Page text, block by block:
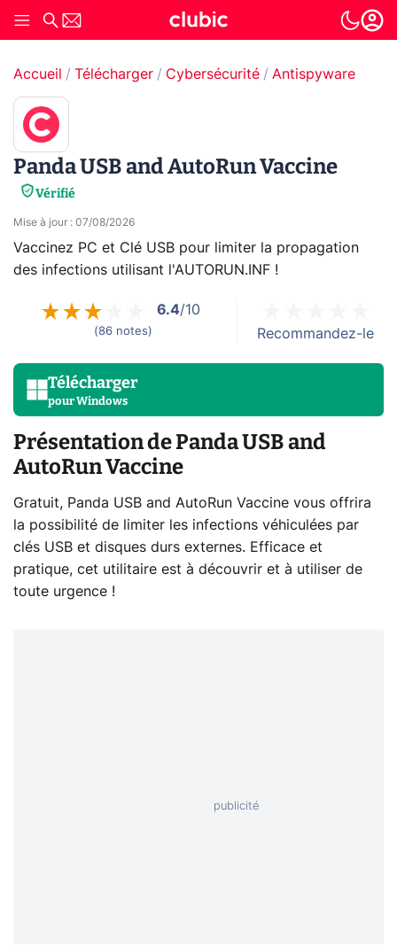
Accueil Télécharger Cybersécurité Antispyware
Panda USB and AutoRun Vaccine
Vérifié
Mise à jour : 07/08/2026
Vaccinez PC et Clé USB pour limiter la propagation
des infections utilisant l'AUTORUN.INF !
6.4/10
(86 notes) Recommandez-le
Télécharger
pourWindows
Présentation de Panda USB and
AutoRun Vaccine
Gratuit, Panda USB and AutoRun Vaccine vous offrira
la possibilité de limiter les infections véhiculées par
clés USB et disques durs externes. Efficace et
pratique, cet utilitaire est à découvrir et à utiliser de
toute urgence !